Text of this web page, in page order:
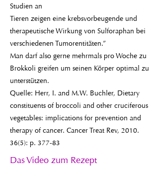
Studien an
Tieren zeigen eine krebsvorbeugende und
therapeutische Wirkung von Sulforaphan bei
verschiedenen Tumorentitäten.”
Man darf also gerne mehrmals pro Woche zu
Brokkoli greifen um seinen Körper optimal zu
unterstützen.
Quelle: Herr, I. and M.W. Buchler, Dietary
constituents of broccoli and other cruciferous
vegetables: implications for prevention and
therapy of cancer. Cancer Treat Rev, 2010.
36(5): p. 377-83
Das Video zum Rezept